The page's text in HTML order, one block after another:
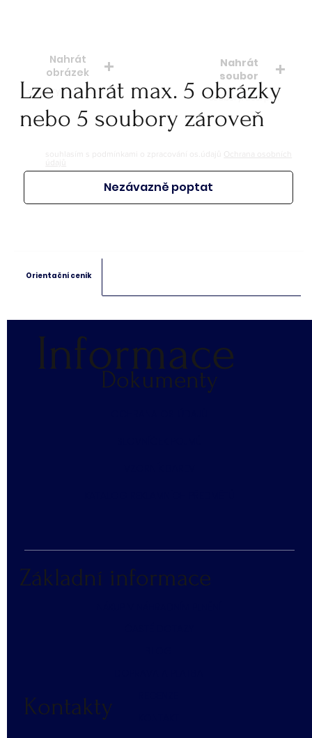
Nahrát
obrázek
soubory: jpeg, jpg, png
Nahrát
soubor
soubory: doc. pdf.
Lze nahrát max. 5 obrázky
nebo 5 soubory zároveň
souhlasím s podmínkami o zpracování os.údajů
Ochrana osobních
údajů
Nezávazně poptat
Orientační ceník
Kontakty
Dokumenty
Informace
Základní informace